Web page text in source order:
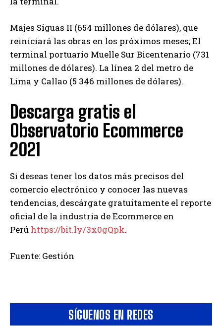
SÍGUENOS EN REDES
Majes Siguas II (654 millones de dólares), que
reiniciará las obras en los próximos meses; El
terminal portuario Muelle Sur Bicentenario (731
millones de dólares). La línea 2 del metro de
Lima y Callao (5 346 millones de dólares).
Descarga gratis el
Observatorio Ecommerce
2021
Si deseas tener los datos más precisos del
comercio electrónico y conocer las nuevas
tendencias, descárgate gratuitamente el reporte
oficial de la industria de Ecommerce en
Perú https://bit.ly/3x0gQpk.
Fuente: Gestión